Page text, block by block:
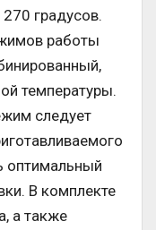
градусов.
работы
температуры.
следует
оптимальный
В комплекте
а также